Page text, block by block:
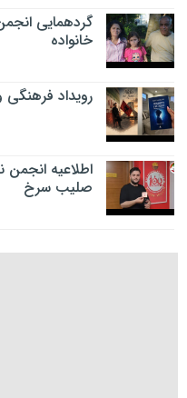
گردهمایی
خانواده
رویداد فرهنگی و
اطلاعیه انجمن
صلیب سرخ